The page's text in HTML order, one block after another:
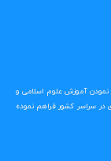
نمودن آموزش علوم اسلامی و
در سراسر کشور فراهم نموده